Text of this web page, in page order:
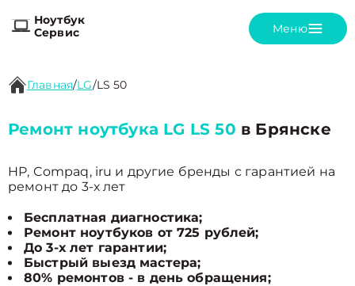
Ноутбук
Сервис
Меню
Главная/LG/LS 50
Ремонт ноутбука LG LS 50 в Брянске
HP, Compaq, iru и другие бренды с гарантией на
ремонт до 3-х лет
Бесплатная диагностика;
Ремонт ноутбуков от 725 рублей;
До 3-х лет гарантии;
Быстрый выезд мастера;
80% ремонтов - в день обращения;